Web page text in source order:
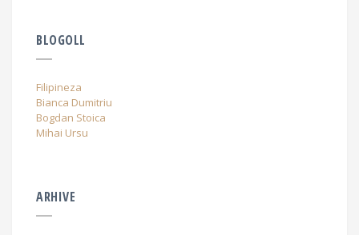
BLOGOLL
Filipineza
Bianca Dumitriu
Bogdan Stoica
Mihai Ursu
ARHIVE